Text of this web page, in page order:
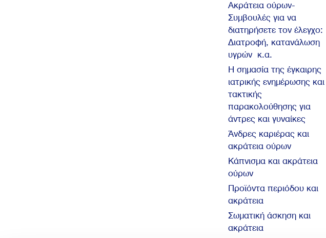
Ακράτεια ούρων-
Συμβουλές για να
διατηρήσετε τον έλεγχο:
Διατροφή, κατανάλωση
υγρών κ.α.
Η σημασία της έγκαιρης
ιατρικής ενημέρωσης και
τακτικής
παρακολούθησης για
άντρες και γυναίκες
Άνδρες καριέρας και
ακράτεια ούρων
Κάπνισμα και ακράτεια
ούρων
Προϊόντα περιόδου και
ακράτεια
Σωματική άσκηση και
ακράτεια